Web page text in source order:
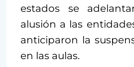
estados se
alusión a las
anticiparon la
en las aulas.